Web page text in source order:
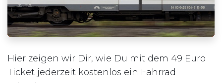
Hier zeigen wir Dir, wie Du mit dem 49 Euro
Ticket jederzeit kostenlos ein Fahrrad